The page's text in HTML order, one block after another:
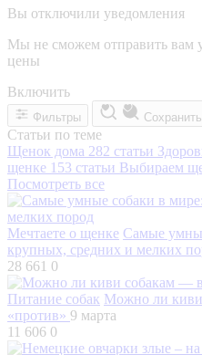
Вы отключили уведомления
Мы не сможем отправить вам
цены
Включить
Фильтры
Статьи по теме
Щенок дома 282 статьи
щенке 153 статьи Выбираем
Посмотреть все
Мечтаете о щенке Самые
крупных, средних и мелких
28 661 0
Питание собак Можно ли
«против» 9 марта
11 606 0